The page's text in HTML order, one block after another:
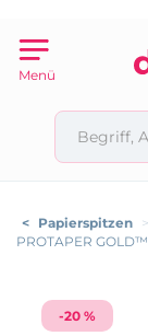
Menü
< Papierspitzen >
PROTAPER
-20 %